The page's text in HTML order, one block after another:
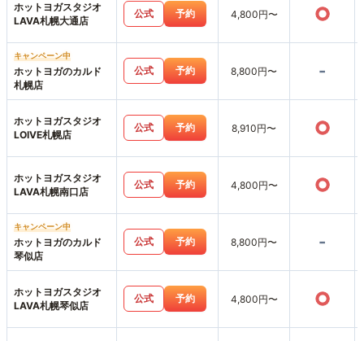
ホットヨガスタジオ
LAVA札幌大通店
公式 予約 4,800円〜 ○
キャンペーン中
ホットヨガのカルド
札幌店
公式 予約 8,800円〜 -
ホットヨガスタジオ
LOIVE札幌店
公式 予約 8,910円〜 ○
ホットヨガスタジオ
LAVA札幌南口店
公式 予約 4,800円〜 ○
キャンペーン中
ホットヨガのカルド
琴似店
公式 予約 8,800円〜 -
ホットヨガスタジオ
LAVA札幌琴似店
公式 予約 4,800円〜 ○